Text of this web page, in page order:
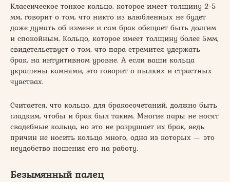
Классическое тонкое кольцо, которое имеет толщину 2-5
мм, говорит о том, что никто из влюбленных не будет
даже думать об измене и сам брак обещает быть долгим
и спокойным. Кольцо, которое имеет толщину более 5мм,
свидетельствует о том, что пара стремится удержать
брак, на интуитивном уровне. А если ваши кольца
украшены камнями, это говорит о пылких и страстных
чувствах.
Считается, что кольцо, для бракосочетаний, должно быть
гладким, чтобы и брак был таким. Многие пары не носят
свадебные кольца, но это не разрушает их брак, ведь
причин не носить кольцо много, одна из которых — это
неудобство ношения его на работу.
Безымянный палец